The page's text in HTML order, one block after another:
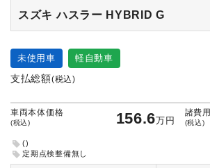
スズキ ハスラー HYBRID G
未使用車 軽自動車
支払総額(税込)
車両本体価格
(税込) 156.6万円
諸費用
(税込)
()
定期点検整備無し